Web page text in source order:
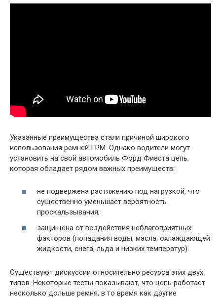
Указанные преимущества стали причиной широкого
использования ремней ГРМ. Однако водители могут
установить на свой автомобиль Форд Фиеста цепь,
которая обладает рядом важных преимуществ:
не подвержена растяжению под нагрузкой, что
существенно уменьшает вероятность
проскальзывания;
защищена от воздействия неблагоприятных
факторов (попадания воды, масла, охлаждающей
жидкости, снега, льда и низких температур).
Существуют дискуссии относительно ресурса этих двух
типов. Некоторые тесты показывают, что цепь работает
несколько дольше ремня, в то время как другие